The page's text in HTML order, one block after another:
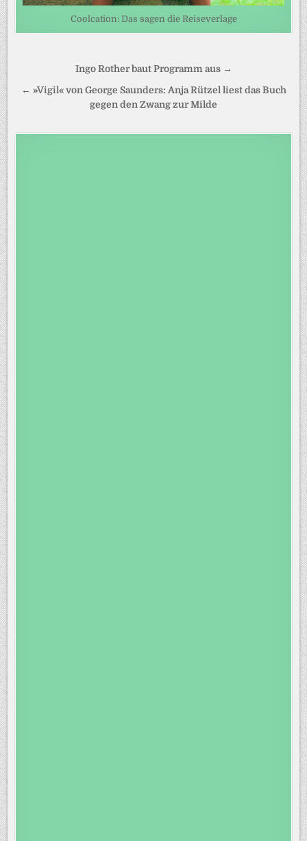
Coolcation: Das sagen die Reiseverlage
Beitragsnavigation
Ingo Rother baut Programm aus →
← »Vigil« von George Saunders: Anja Rützel liest das Buch
gegen den Zwang zur Milde